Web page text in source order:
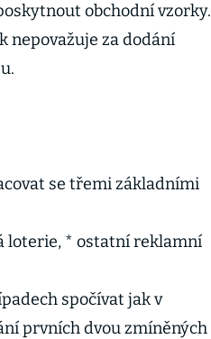
obchodní vzorky.
nepovažuje za dodání
se třemi základními
loterie, * ostatní reklamní
spočívat jak v
prvních dvou zmíněných